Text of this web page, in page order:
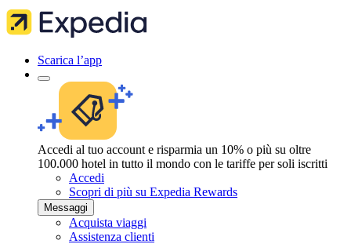
Scarica l’app
Accedi al tuo account e risparmia un 10% o più su oltre
100.000 hotel in tutto il mondo con le tariffe per soli iscritti
Accedi
Scopri di più su Expedia Rewards
Messaggi
Acquista viaggi
Assistenza clienti